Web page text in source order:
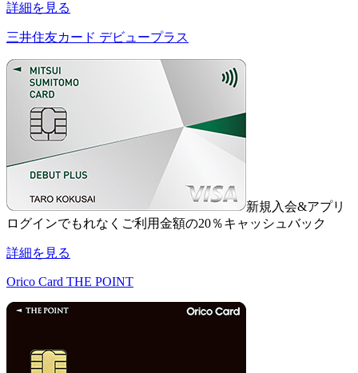
詳細を見る
三井住友カード デビュープラス
新規入会&アプリ
ログインでもれなくご利用金額の20％キャッシュバック
詳細を見る
Orico Card THE POINT